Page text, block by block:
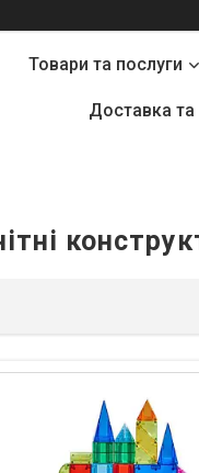
Товари та послуги
Доставка та